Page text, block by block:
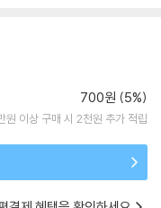
700원 (5%)
원 이상 구매 시 2천원 추가 적립